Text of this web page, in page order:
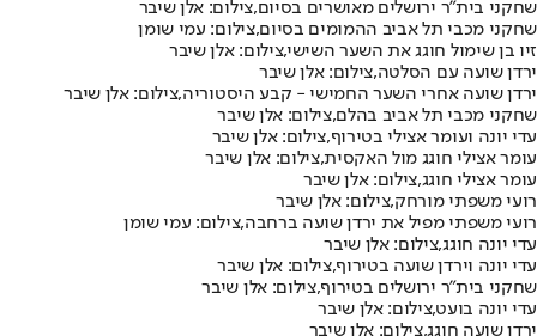
שחקני בית"ר ירושלים מאושרים בסיום,צילום: אלן שיבר
שחקני מכבי תל אביב ההמומים בסיום,צילום: עמי שומן
זיו בן שימול חוגג את השער השישי,צילום: אלן שיבר
ירדן שועה עם הסלטה,צילום: אלן שיבר
ירדן שועה אחרי השער החמישי - קבע היסטוריה,צילום: אלן שיבר
שחקני מכבי תל אביב בהלם,צילום: אלן שיבר
עדי יונה ועומר אצילי בטירוף,צילום: אלן שיבר
עומר אצילי חוגג מול האקסית,צילום: אלן שיבר
עומר אצילי חוגג,צילום: אלן שיבר
רועי משפתי מורחק,צילום: אלן שיבר
רועי משפתי מפיל את ירדן שועה ברחבה,צילום: עמי שומן
עדי יונה חוגג,צילום: אלן שיבר
עדי יונה וירדן שועה בטירוף,צילום: אלן שיבר
שחקני בית"ר ירושלים בטירוף,צילום: אלן שיבר
עדי יונה בועט,צילום: אלן שיבר
ירדן שועה חוגג,צילום: אלן שיבר